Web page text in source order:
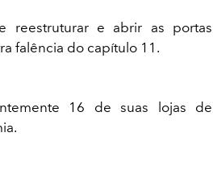
reestruturar e abrir as portas
falência do capítulo 11.
16 de suas lojas de